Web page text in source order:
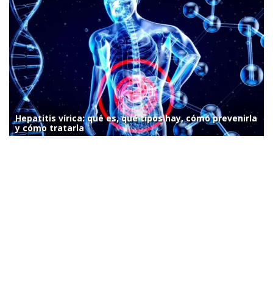
Hepatitis vírica: qué es, qué tipos hay, cómo prevenirla
y cómo tratarla